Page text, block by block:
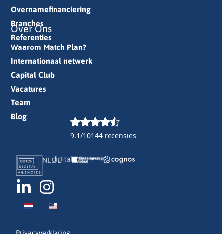
9.1/10144 recensies
Overnamefinanciering
Branches
Referenties
Over Ons
Waarom Match Plan?
Internationaal netwerk
Capital Club
Vacatures
Team
Blog